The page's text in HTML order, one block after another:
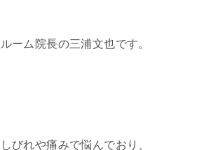
ーム院長の三浦文也です。
びれや痛みで悩んでおり、